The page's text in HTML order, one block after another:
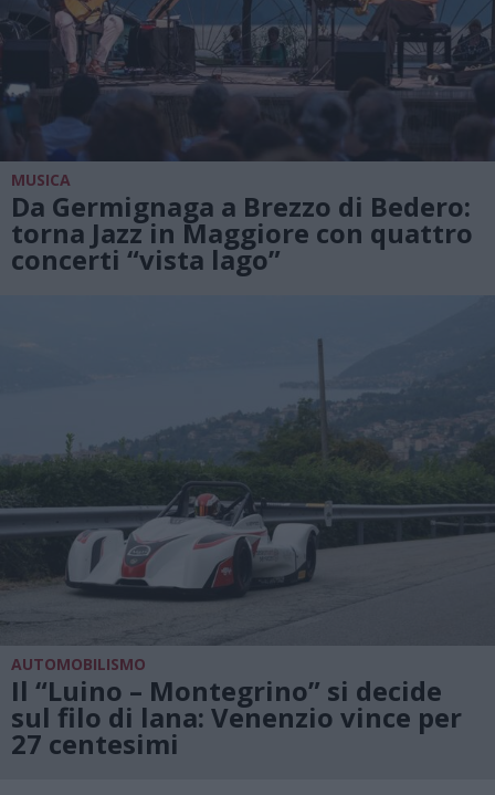
MUSICA
Da Germignaga a Brezzo di Bedero:
torna Jazz in Maggiore con quattro
concerti “vista lago”
AUTOMOBILISMO
Il “Luino – Montegrino” si decide
sul filo di lana: Venenzio vince per
27 centesimi